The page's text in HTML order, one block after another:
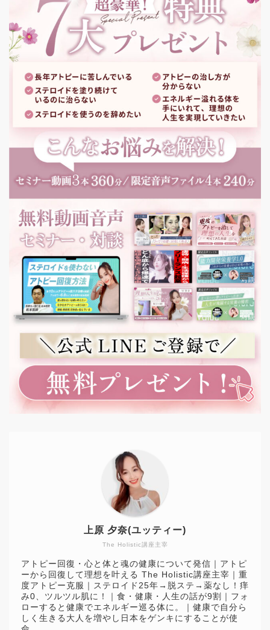
The Holistic講座主宰
上原 夕奈(ユッティー)
アトピー回復・心と体と魂の健康について発信｜アトピ
ーから回復して理想を叶える The Holistic講座主宰｜重
度アトピー克服｜ステロイド25年→脱ステ→薬なし！痒
み0、ツルツル肌に！｜食・健康・人生の話が9割｜フォ
ローすると健康でエネルギー巡る体に。｜健康で自分ら
しく生きる大人を増やし日本をゲンキにすることが使